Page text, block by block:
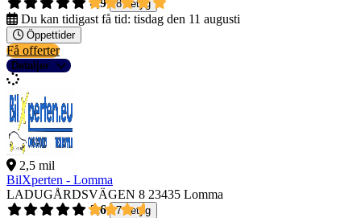
4,9
8 betyg
Du kan tidigast få tid: tisdag den 11 augusti
Öppettider
Få offerter
Detaljer
2,5 mil
BilXperten - Lomma
LADUGÅRDSVÄGEN 8 23435 Lomma
3,6
7 betyg